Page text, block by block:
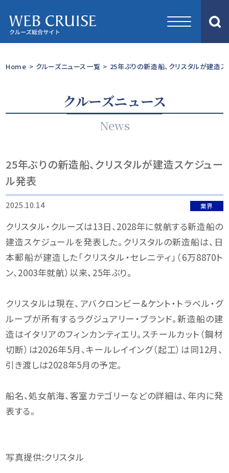
Home > クルーズニュース一覧 > 25年ぶりの新造船、クリスタルが建造
クルーズニュース
News
25年ぶりの新造船、クリスタルが建造スケジュー
ル発表
2025.10.14 業界
クリスタル・クルーズは13日、2028年に就航する新造船の
建造スケジュールを発表した。クリスタルの新造船は、日
本郵船が建造した「クリスタル・セレニティ」（6万8870ト
ン、2003年就航）以来、25年ぶり。
クリスタルは現在、アバクロンビー&ケント・トラベル・グ
ループが所有するラグジュアリー・ブランド。新造船の建
造はイタリアのフィンカンティエリ。スチールカット（鋼材
切断）は2026年5月、キールレイイング（起工）は同12月、
引き渡しは2028年5月の予定。
船名、処女航海、客室カテゴリーなどの詳細は、年内に発
表する。
写真提供:クリスタル